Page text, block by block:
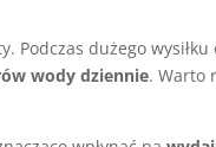
Podczas dużego
wody dziennie. Warto